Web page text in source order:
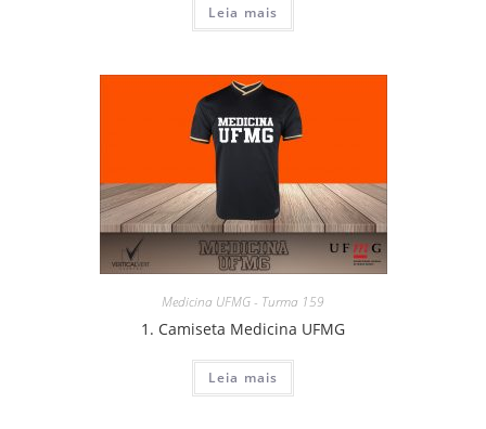
Leia mais
Medicina UFMG - Turma 159
1. Camiseta Medicina UFMG
Leia mais